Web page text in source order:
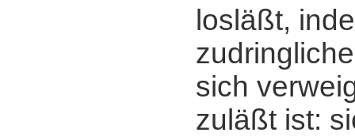
losläßt,
sich
zuläßt ist: